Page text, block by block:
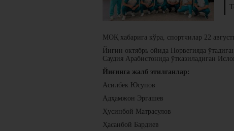
МОҚ хабарига кўра, спортчилар 22
Йиғин октябрь ойида Норвегияда
Саудия Арабистонида ўтказиладиган
Йиғинга жалб этилганлар:
Асилбек Юсупов
Адҳамжон Эргашев
Ҳусинбой Матрасулов
Ҳасанбой Бардиев